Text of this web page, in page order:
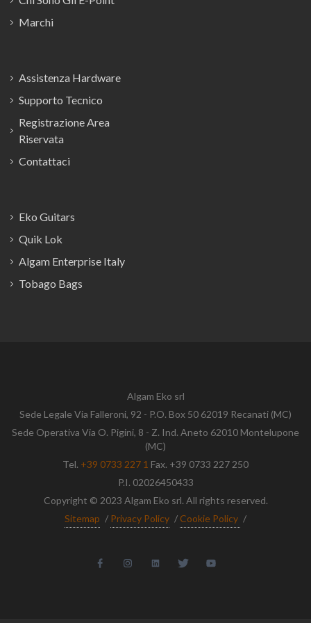
Marchi
Assistenza Hardware
Supporto Tecnico
Registrazione Area
Riservata
Contattaci
Eko Guitars
Quik Lok
Algam Enterprise Italy
Tobago Bags
Algam Eko srl
Sede Legale Via Falleroni, 92 - P.O. Box 50 62019 Recanati (MC)
Sede Operativa Via O. Pigini, 8 - Z. Ind. Aneto 62010 Montelupone
(MC)
Tel. +39 0733 227 1 Fax. +39 0733 227 250
P.I. 02026450433
Copyright © 2023 Algam Eko srl. All rights reserved.
Sitemap / Privacy Policy / Cookie Policy /